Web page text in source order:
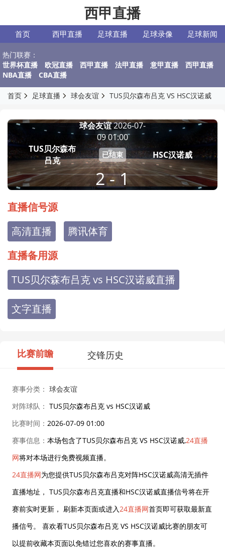
西甲直播
首页 西甲直播 足球直播 足球录像 足球新闻
热门联赛：
世界杯直播
欧冠直播 西甲直播 法甲直播 意甲直播
西甲直播
NBA直播
CBA直播
首页 足球直播 球会友谊 TUS贝尔森布吕克 VS HSC汉诺威
TUS贝尔森布
吕克
球会友谊2026-07-
09 01:00
已结束
2 - 1
HSC汉诺威
直播信号源
高清直播
腾讯体育
直播备用源
TUS贝尔森布吕克 vs HSC汉诺威直播
文字直播
比赛前瞻 交锋历史
赛事分类： 球会友谊
对阵球队： TUS贝尔森布吕克 vs HSC汉诺威
比赛时间： 2026-07-09 01:00
赛事信息： 本场包含了TUS贝尔森布吕克 VS HSC汉诺威,24直播
网将对本场进行免费视频直播。
24直播网为您提供TUS贝尔森布吕克对阵HSC汉诺威高清无插件
直播地址， TUS贝尔森布吕克直播和HSC汉诺威直播信号将在开
赛前实时更新， 刷新本页面或进入24直播网首页即可获取最新直
播信号。 喜欢看TUS贝尔森布吕克 VS HSC汉诺威比赛的朋友可
以提前收藏本页面以免错过您喜欢的赛事直播。